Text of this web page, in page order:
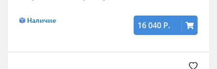
Наличие 16 040 Р.